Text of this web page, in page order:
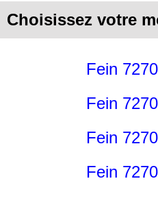
Choisissez votre
Fein
Fein
Fein
Fein